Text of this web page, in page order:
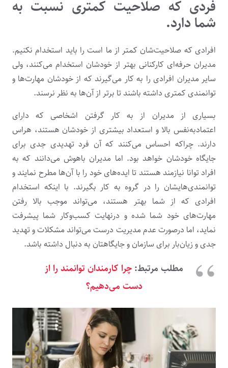
فردی که صلاحیت کمتری نسبت به
شما دارد.
افرادی که صلاحیت‌شان کمتر از ما است را باید استخدام نکنیم.
مدیران حرفه‌ای کارکنانی بهتر از خودشان استخدام می‌کنند، ولی
سایر مدیران افرادی را به کار می‌گیرند که از خودشان مهارت‌ها و
توانمندی کمتری داشته باشند تا برتر از آن‌ها به نظر نرسند.
بسیاری از مدیران از به کار گرفتن اشخاصی که دارای
اعتمادبه‌نفس بالا و استعداد بیشتری از خودشان هستند، هراس
دارند. چراکه احساس می‌کنند که آن فرد تهدیدی جدی برای
جایگاه خودشان خواهد بود. اما مدیران باهوش می‌دانند که به
افراد توانا نیازمند هستند تا ایده‌های خود را با آن‌ها مطرح نمایند و
توانمندی‌هایشان را در گروه به کار بگیرند. با اینکه استخدام
افرادی که از شما بهتر هستند، می‌تواند موجب بالا رفتن
مهارت‌های خود شما شده و درنهایت کسب‌وکار شما پیشرفت
نماید، اما درصورت عدم مدیریت درست می‌تواند مشکلات و تهدید
جدی و زیان‌بار برای سازمان و جایگاهتان به دنبال داشته باشد.
مطلب مرتبط: چرا کارمندان توانمند را از
دست می‌دهیم؟